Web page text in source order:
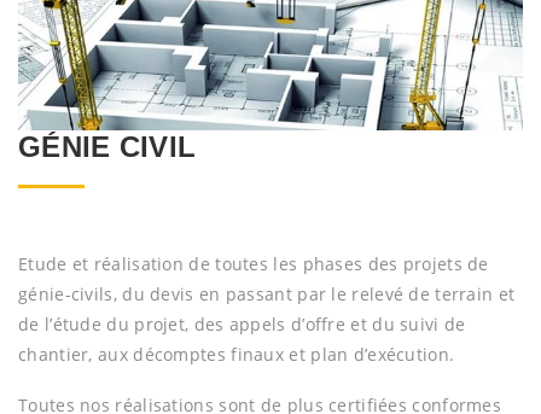
GÉNIE CIVIL
Etude et réalisation de toutes les phases des projets de
génie-civils, du devis en passant par le relevé de terrain et
de l’étude du projet, des appels d’offre et du suivi de
chantier, aux décomptes finaux et plan d’exécution.
Toutes nos réalisations sont de plus certifiées conformes